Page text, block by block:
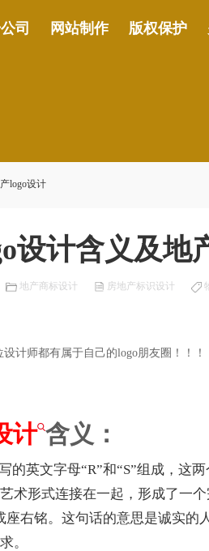
司 网站制作 版权保护
logo设计
设计含义及地
地产商标设计 房地产标识设计
计师都有属于自己的logo朋友圈！！！
计 含义：
的英文字母“R”和“S”组成，这
术形式连接在一起，形成了一
座右铭。这句话的意思是诚实的
。